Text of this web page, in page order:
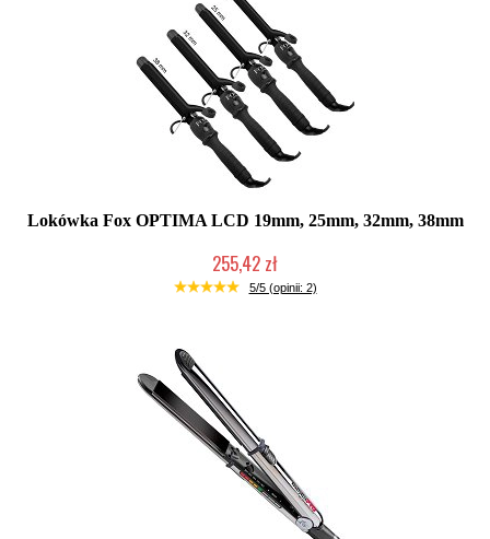
Lokówka Fox OPTIMA LCD 19mm, 25mm, 32mm, 38mm
255,42 zł
Duża ilość (wysyłka w 24h)
5/5 (opinii: 2)